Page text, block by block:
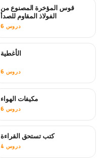
قوس المؤخرة المصنوع من
الفولاذ المقاوم للصدأ
6 دروس
الأغطية
6 دروس
قريبًا
مكيفات الهواء
6 دروس
قريبًا
كتب تستحق القراءة
4 دروس